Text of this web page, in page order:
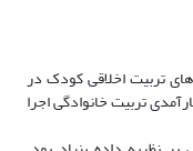
تربیت اخلاقی کودک در
تربیت خانوادگی اجرا